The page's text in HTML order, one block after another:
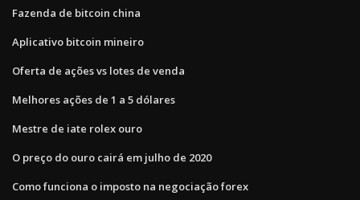
Fazenda de bitcoin china
Aplicativo bitcoin mineiro
Oferta de ações vs lotes de venda
Melhores ações de 1 a 5 dólares
Mestre de iate rolex ouro
O preço do ouro cairá em julho de 2020
Como funciona o imposto na negociação forex